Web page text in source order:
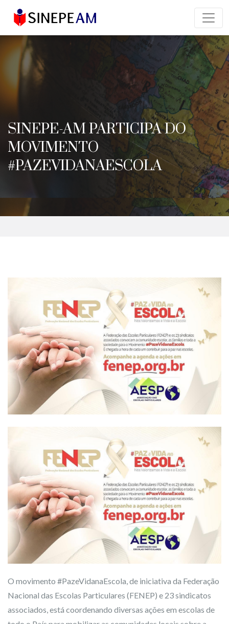
SINEPE-AM PARTICIPA DO
MOVIMENTO
#PAZEVIDANAESCOLA
O movimento #PazeVidanaEscola, de iniciativa da Federação
Nacional das Escolas Particulares (FENEP) e 23 sindicatos
associados, está coordenando diversas ações em escolas de